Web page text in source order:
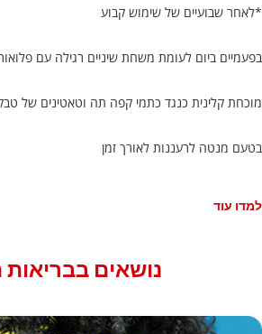
*לאחר שבועיים של שימוש קבוע
בפעמיים ביום לעומת משחת שיניים רגילה עם
מוכחת קלינית כנגד כתמי קפה תה וטאטינים של
בטעם מנטה לרעננות לאורך זמן
למדו עוד
נושאים